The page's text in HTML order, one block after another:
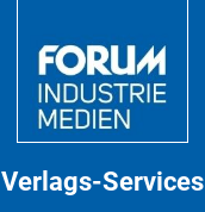
Verlags-Services